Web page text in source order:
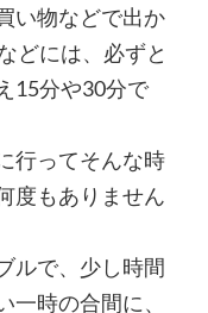
い物などで出か
どには、必ずと
15分や30分で
行ってそんな時
度もありません
ルで、少し時間
時の合間に、